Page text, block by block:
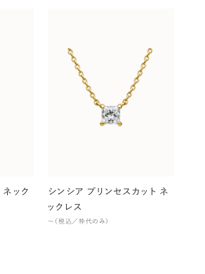
ック
シンシア プリンセスカット ネ
ックレス
〜（税込／枠代のみ）